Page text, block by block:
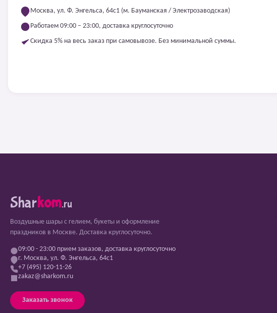
Москва, ул. Ф. Энгельса, 64с1 (м. Бауманская / Электрозаводская)
Работаем 09:00 – 23:00, доставка круглосуточно
Скидка 5% на весь заказ при самовывозе. Без минимальной суммы.
Sharkom.ru
Воздушные шары с гелием, букеты и оформление
праздников в Москве. Доставка круглосуточно.
09:00 - 23:00 прием заказов, доставка круглосуточно
г. Москва, ул. Ф. Энгельса, 64с1
+7 (495) 120-11-26
zakaz@sharkom.ru
Заказать звонок